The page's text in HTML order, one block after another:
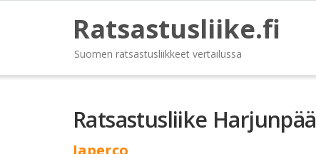
Ratsastusliike.fi
Suomen ratsastusliikkeet vertailussa
Ratsastusliike Harjunpää
Japerco